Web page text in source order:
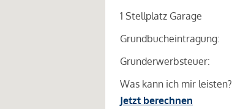
1 Stellplatz Garage
Grundbucheintragung:
Grunderwerbsteuer:
Was kann ich mir leisten?
Jetzt berechnen